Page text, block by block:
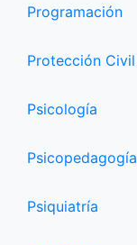
Programación
Protección Civil
Psicología
Psicopedagogía
Psiquiatría